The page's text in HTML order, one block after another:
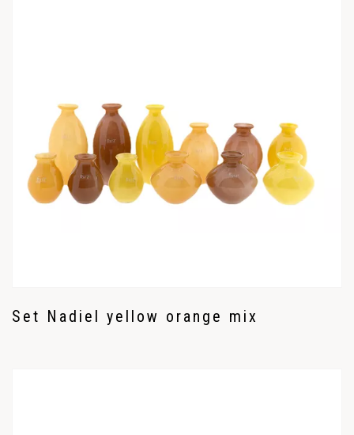
Set Nadiel yellow orange mix